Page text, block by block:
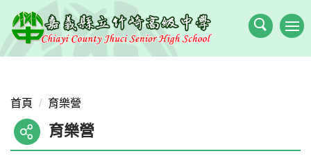
到
主
要
區
首頁 育樂營
育樂營